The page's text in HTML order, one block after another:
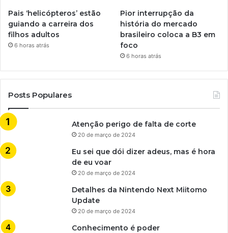
Pais ‘helicópteros’ estão
guiando a carreira dos
filhos adultos
6 horas atrás
Pior interrupção da
história do mercado
brasileiro coloca a B3 em
foco
6 horas atrás
Posts Populares
Atenção perigo de falta de corte
20 de março de 2024
Eu sei que dói dizer adeus, mas é hora
de eu voar
20 de março de 2024
Detalhes da Nintendo Next Miitomo
Update
20 de março de 2024
Conhecimento é poder